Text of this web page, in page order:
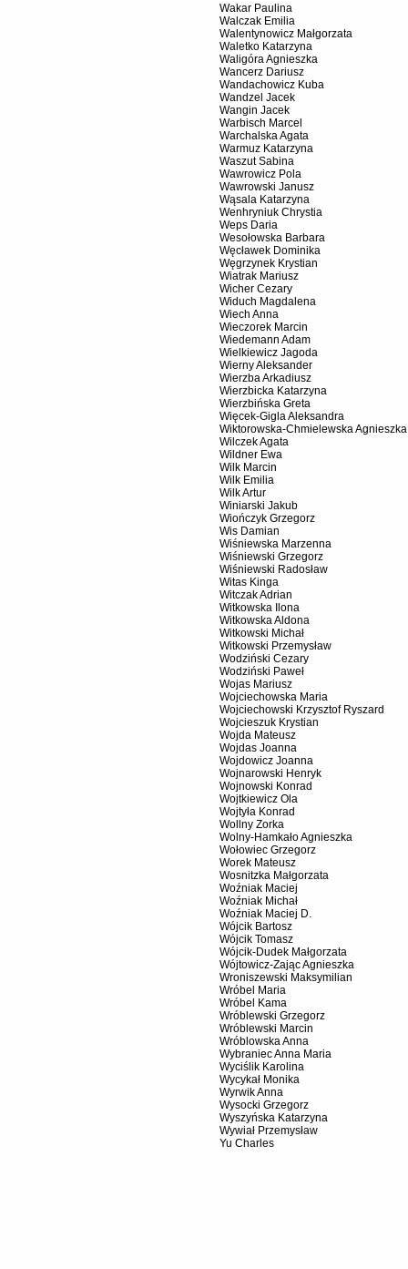
Wakar Paulina
Walczak Emilia
Walentynowicz Małgorzata
Waletko Katarzyna
Waligóra Agnieszka
Wancerz Dariusz
Wandachowicz Kuba
Wandzel Jacek
Wangin Jacek
Warbisch Marcel
Warchalska Agata
Warmuz Katarzyna
Waszut Sabina
Wawrowicz Pola
Wawrowski Janusz
Wąsala Katarzyna
Wenhryniuk Chrystia
Weps Daria
Wesołowska Barbara
Węcławek Dominika
Węgrzynek Krystian
Wiatrak Mariusz
Wicher Cezary
Widuch Magdalena
Wiech Anna
Wieczorek Marcin
Wiedemann Adam
Wielkiewicz Jagoda
Wierny Aleksander
Wierzba Arkadiusz
Wierzbicka Katarzyna
Wierzbińska Greta
Więcek-Gigla Aleksandra
Wiktorowska-Chmielewska Agnieszka
Wilczek Agata
Wildner Ewa
Wilk Marcin
Wilk Emilia
Wilk Artur
Winiarski Jakub
Wiończyk Grzegorz
Wis Damian
Wiśniewska Marzenna
Wiśniewski Grzegorz
Wiśniewski Radosław
Witas Kinga
Witczak Adrian
Witkowska Ilona
Witkowska Aldona
Witkowski Michał
Witkowski Przemysław
Wodziński Cezary
Wodziński Paweł
Wojas Mariusz
Wojciechowska Maria
Wojciechowski Krzysztof Ryszard
Wojcieszuk Krystian
Wojda Mateusz
Wojdas Joanna
Wojdowicz Joanna
Wojnarowski Henryk
Wojnowski Konrad
Wojtkiewicz Ola
Wojtyła Konrad
Wollny Zorka
Wolny-Hamkało Agnieszka
Wołowiec Grzegorz
Worek Mateusz
Wosnitzka Małgorzata
Woźniak Maciej
Woźniak Michał
Woźniak Maciej D.
Wójcik Bartosz
Wójcik Tomasz
Wójcik-Dudek Małgorzata
Wójtowicz-Zając Agnieszka
Wroniszewski Maksymilian
Wróbel Maria
Wróbel Kama
Wróblewski Grzegorz
Wróblewski Marcin
Wróblowska Anna
Wybraniec Anna Maria
Wyciślik Karolina
Wycykał Monika
Wyrwik Anna
Wysocki Grzegorz
Wyszyńska Katarzyna
Wywiał Przemysław
Yu Charles